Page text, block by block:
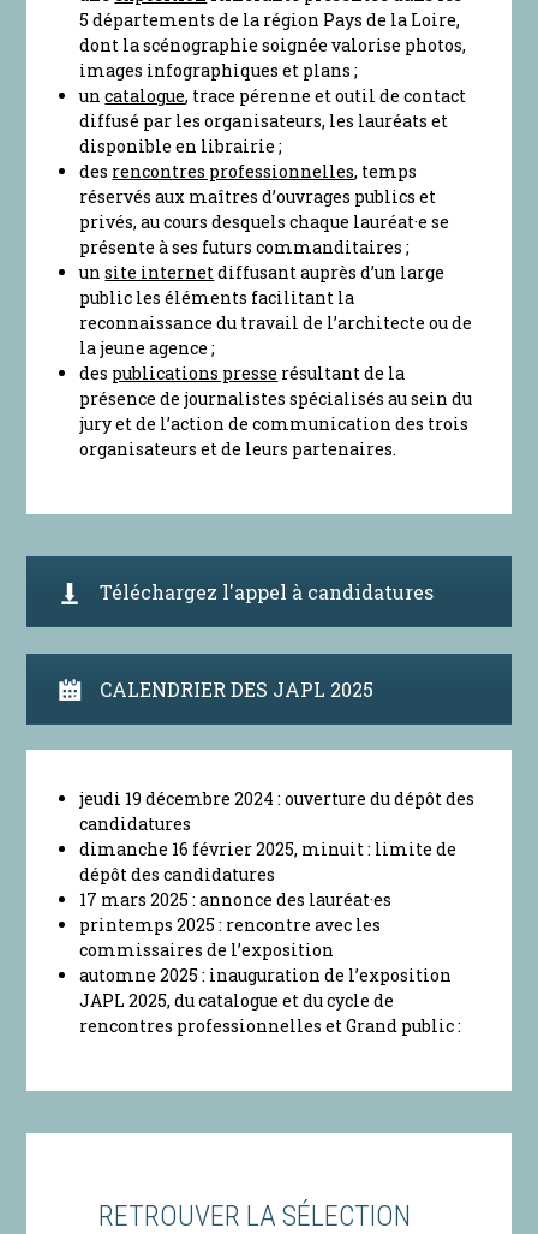
5 départements de la région Pays de la Loire,
dont la scénographie soignée valorise photos,
images infographiques et plans ;
uncatalogue, trace pérenne et outil de contact
diffusé par les organisateurs, les lauréats et
disponible en librairie ;
des rencontres professionnelles, temps
réservés aux maîtres d’ouvrages publics et
privés, au cours desquels chaque lauréat·e se
présente à ses futurs commanditaires ;
unsite internetdiffusant auprès d’un large
public les éléments facilitant la
reconnaissance du travail de l’architecte ou de
la jeune agence ;
des publications presse résultant de la
présence de journalistes spécialisés au sein du
jury et de l’action de communication des trois
organisateurs et de leurs partenaires.
Téléchargez l'appel à candidatures
CALENDRIER DES JAPL 2025
jeudi 19 décembre 2024 : ouverture du dépôt des
candidatures
dimanche 16 février 2025, minuit : limite de
dépôt des candidatures
17 mars 2025 : annonce des lauréat·es
printemps 2025 : rencontre avec les
commissaires de l’exposition
automne 2025 : inauguration de l’exposition
JAPL 2025, du catalogue et du cycle de
rencontres professionnelles et Grand public :
RETROUVER LA SÉLECTION